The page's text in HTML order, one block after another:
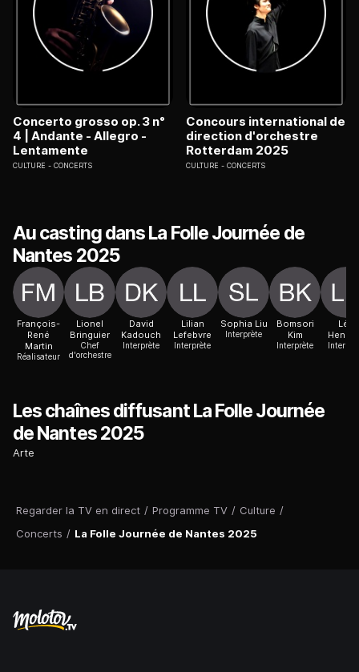
Regarder la TV en direct / Programme TV / Culture /
Concerts / La Folle Journée de Nantes 2025
Concerto grosso op. 3 n°
4 | Andante - Allegro -
Lentamente
CULTURE CONCERTS
Concours international de
direction d'orchestre
Rotterdam 2025
CULTURE CONCERTS
Au casting dans La Folle Journée de
Nantes 2025
François-
René
Martin
Réalisateur
Lionel
Bringuier
Chef
d'orchestre
David
Kadouch
Interprète
Lilian
Lefebvre
Interprète
Sophia Liu
Interprète
Bomsori
Kim
Interprète
Léa
Les chaînes diffusant La Folle Journée
de Nantes 2025
Arte